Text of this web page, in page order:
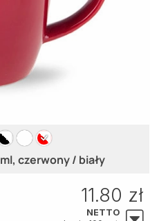
czerwony / biały
11.80 zł
NETTO